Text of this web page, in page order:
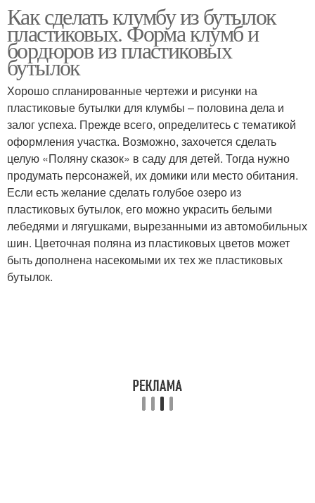
Бутылки для клумбы
Ограждение из
пластиковых бутылок
Забор из пластиковых
бутылок
Лебеди из пластиковых
бутылок
Лебедь из бутылок
Как сделать клумбу из бутылок
пластиковых. Форма клумб и
бордюров из пластиковых
бутылок
Хорошо спланированные чертежи и рисунки на
пластиковые бутылки для клумбы – половина дела и
залог успеха. Прежде всего, определитесь с тематикой
оформления участка. Возможно, захочется сделать
целую «Поляну сказок» в саду для детей. Тогда нужно
продумать персонажей, их домики или место обитания.
Если есть желание сделать голубое озеро из
пластиковых бутылок, его можно украсить белыми
лебедями и лягушками, вырезанными из автомобильных
шин. Цветочная поляна из пластиковых цветов может
быть дополнена насекомыми их тех же пластиковых
бутылок.